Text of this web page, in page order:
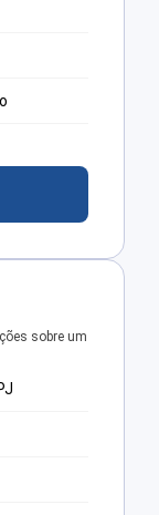
sobre um